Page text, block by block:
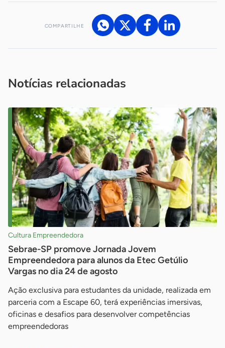
COMPARTILHE
Notícias relacionadas
Cultura Empreendedora
Sebrae-SP promove Jornada Jovem
Empreendedora para alunos da Etec Getúlio
Vargas no dia 24 de agosto
Ação exclusiva para estudantes da unidade, realizada em
parceria com a Escape 60, terá experiências imersivas,
oficinas e desafios para desenvolver competências
empreendedoras